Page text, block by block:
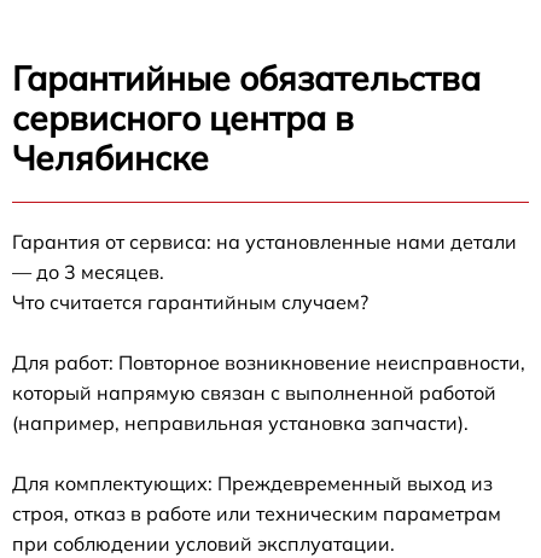
Гарантийные обязательства
сервисного центра в
Челябинске
Гарантия от сервиса: на установленные нами детали
— до 3 месяцев.
Что считается гарантийным случаем?
Для работ: Повторное возникновение неисправности,
который напрямую связан с выполненной работой
(например, неправильная установка запчасти).
Для комплектующих: Преждевременный выход из
строя, отказ в работе или техническим параметрам
при соблюдении условий эксплуатации.